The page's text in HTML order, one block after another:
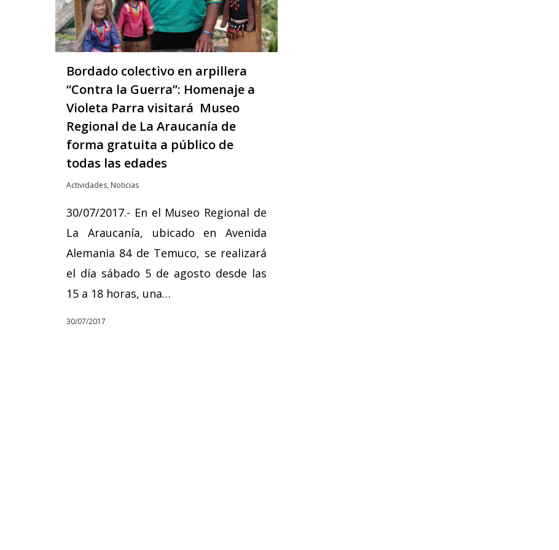
Bordado colectivo en arpillera
“Contra la Guerra”: Homenaje a
Violeta Parra visitará Museo
Regional de La Araucanía de
forma gratuita a público de
todas las edades
Actividades, Noticias
30/07/2017.- En el Museo Regional de
La Araucanía, ubicado en Avenida
Alemania 84 de Temuco, se realizará
el día sábado 5 de agosto desde las
15 a 18 horas, una…
30/07/2017